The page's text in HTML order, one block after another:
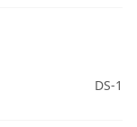
DS-1